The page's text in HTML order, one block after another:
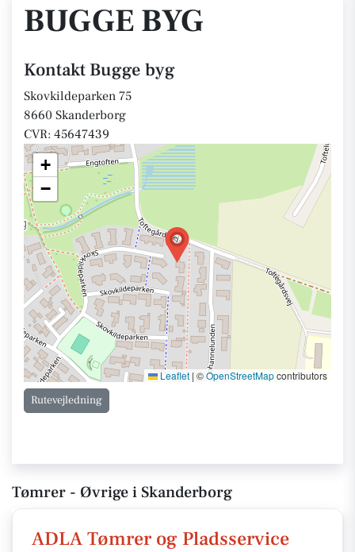
BUGGE BYG
Kontakt Bugge byg
Skovkildeparken 75
8660 Skanderborg
CVR: 45647439
+
−
Leaflet | ©OpenStreetMapcontributors
Rutevejledning
Tømrer - Øvrige i Skanderborg
ADLA Tømrer og Pladsservice